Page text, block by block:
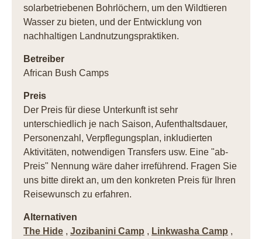
solarbetriebenen Bohrlöchern, um den Wildtieren
Wasser zu bieten, und der Entwicklung von
nachhaltigen Landnutzungspraktiken.
Betreiber
African Bush Camps
Preis
Der Preis für diese Unterkunft ist sehr
unterschiedlich je nach Saison, Aufenthaltsdauer,
Personenzahl, Verpflegungsplan, inkludierten
Aktivitäten, notwendigen Transfers usw. Eine "ab-
Preis" Nennung wäre daher irreführend. Fragen Sie
uns bitte direkt an, um den konkreten Preis für Ihren
Reisewunsch zu erfahren.
Alternativen
The Hide , Jozibanini Camp , Linkwasha Camp ,